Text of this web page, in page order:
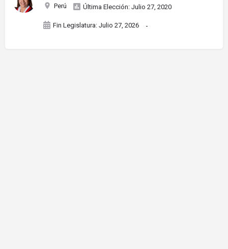
Perú Última Elección: Julio 27, 2020
Fin Legislatura: Julio 27, 2026 -